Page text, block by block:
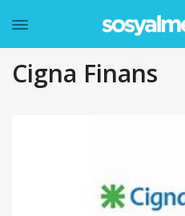
Cigna Finans